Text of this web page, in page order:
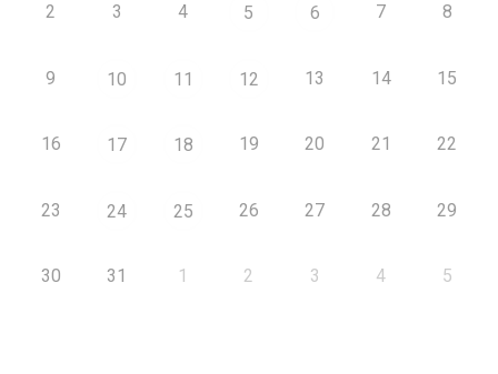
2 3 4 5 6 7 8
9 10 11 12 13 14 15
16 17 18 19 20 21 22
23 24 25 26 27 28 29
30 31 1 2 3 4 5